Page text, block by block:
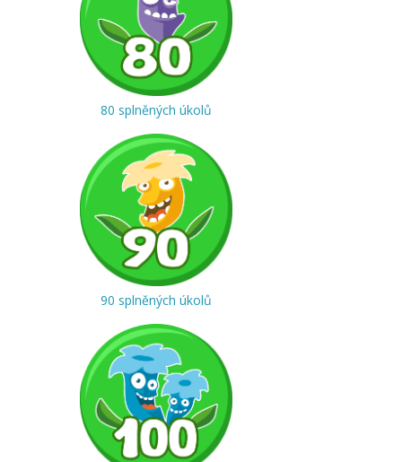
80 splněných úkolů
90 splněných úkolů